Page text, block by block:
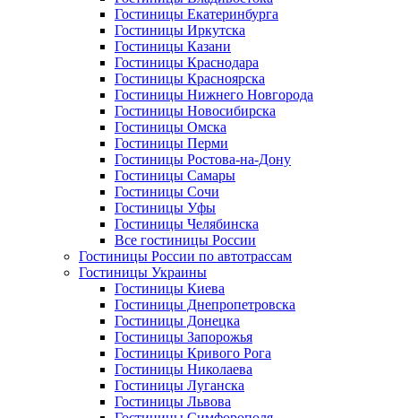
Гостиницы Екатеринбурга
Гостиницы Иркутска
Гостиницы Казани
Гостиницы Краснодара
Гостиницы Красноярска
Гостиницы Нижнего Новгорода
Гостиницы Новосибирска
Гостиницы Омска
Гостиницы Перми
Гостиницы Ростова-на-Дону
Гостиницы Самары
Гостиницы Сочи
Гостиницы Уфы
Гостиницы Челябинска
Все гостиницы России
Гостиницы России по автотрассам
Гостиницы Украины
Гостиницы Киева
Гостиницы Днепропетровска
Гостиницы Донецка
Гостиницы Запорожья
Гостиницы Кривого Рога
Гостиницы Николаева
Гостиницы Луганска
Гостиницы Львова